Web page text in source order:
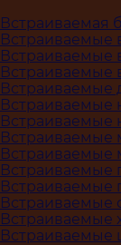
Встраиваемая
Встраиваемые
Встраиваемые
Встраиваемые
Встраиваемые
Встраиваемые
Встраиваемые
Встраиваемые
Встраиваемые
Встраиваемые
Встраиваемые